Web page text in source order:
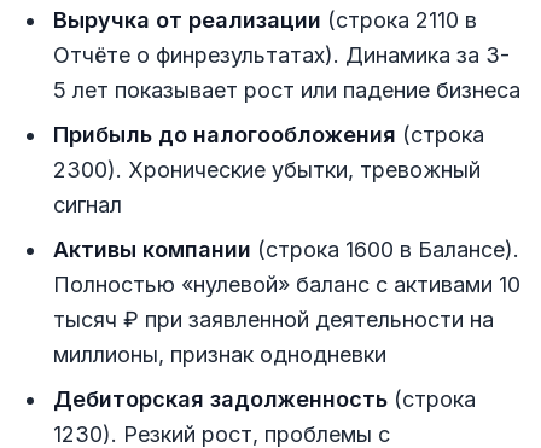
Выручка от реализации (строка 2110 в
Отчёте о финрезультатах). Динамика за 3-
5 лет показывает рост или падение бизнеса
Прибыль до налогообложения (строка
2300). Хронические убытки, тревожный
сигнал
Активы компании (строка 1600 в Балансе).
Полностью «нулевой» баланс с активами 10
тысяч ₽ при заявленной деятельности на
миллионы, признак однодневки
Дебиторская задолженность (строка
1230). Резкий рост, проблемы с